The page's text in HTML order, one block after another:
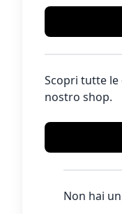
Scopri tutte
nostro shop.
Non hai